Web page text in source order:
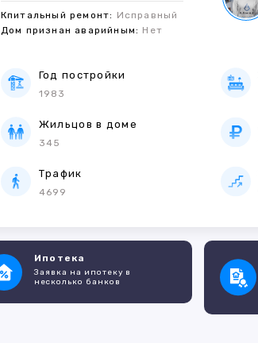
Кпитальный ремонт: Исправный
Дом признан аварийным: Нет
Год постройки
1983
Жильцов в доме
345
Трафик
4699
Ипотека
Заявка на ипотеку в
несколько банков